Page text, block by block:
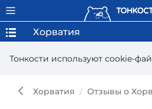
Тонкости используют сookie-
Хорватия
Хорватия Отзывы о